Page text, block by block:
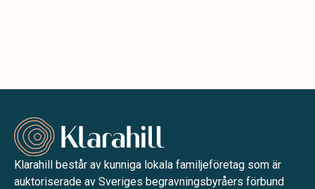
Klarahill består av kunniga lokala familjeföretag som är
auktoriserade av Sveriges begravningsbyråers förbund